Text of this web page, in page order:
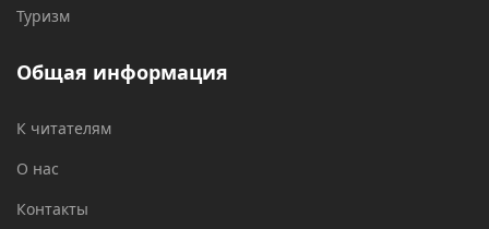
Туризм
Общая информация
К читателям
О нас
Контакты